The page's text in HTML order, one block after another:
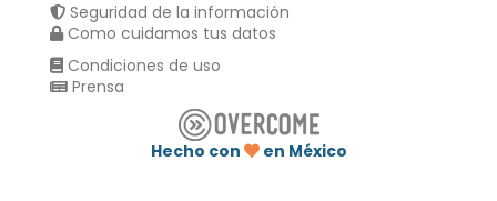
Seguridad de la información
Como cuidamos tus datos
Condiciones de uso
Prensa
Hecho con
en México